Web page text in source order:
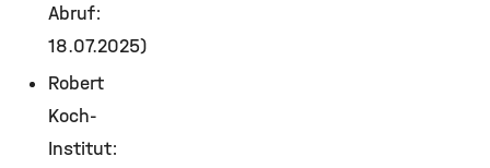
Abruf:
18.07.2025)
Robert
Koch-
Institut: